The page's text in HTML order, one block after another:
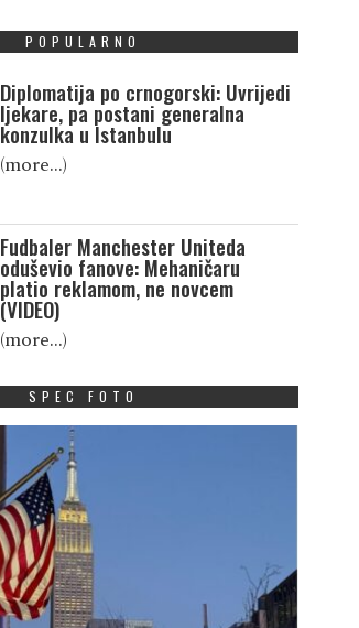
POPULARNO
Diplomatija po crnogorski: Uvrijedi
ljekare, pa postani generalna
konzulka u Istanbulu
(more…)
Fudbaler Manchester Uniteda
oduševio fanove: Mehaničaru
platio reklamom, ne novcem
(VIDEO)
(more…)
SPEC FOTO